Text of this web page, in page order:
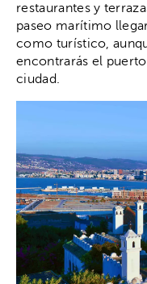
restaurantes y
paseo marítimo
como turístico,
encontrarás el
ciudad.